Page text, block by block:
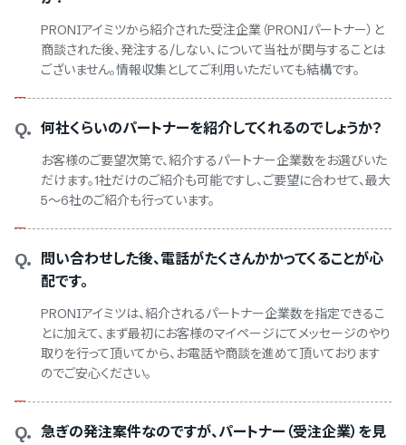
PRONIアイミツから紹介された受注企業（PRONIパートナー）と
商談された後、発注する/しない、について当社が関与することは
ございません。情報収集としてご利用いただいても結構です。
Q. 何社くらいのパートナーを紹介してくれるのでしょうか？
お客様のご要望次第で、紹介するパートナー企業数をお選びいた
だけます。1社だけのご紹介も可能ですし、ご要望に合わせて、最大
5～6社のご紹介も行っています。
Q. 問い合わせした後、電話がたくさんかかってくることが心
配です。
PRONIアイミツは、紹介されるパートナー企業数を指定できるこ
とに加えて、まず最初にお客様のマイページにてメッセージのやり
取りを行って頂いてから、お電話や商談を進めて頂いております
のでご安心ください。
Q. 急ぎの発注案件なのですが、パートナー（受注企業）を見